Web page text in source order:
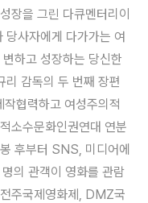
장을 그린 다큐멘터리이
당사자에게 다가가는 여
하고 성장하는 당신한
리 감독의 두 번째 장편
협력하고 여성주의적
소수문화인권연대 연분
후부터 SNS, 미디어에
의 관객이 영화를 관람
주국제영화제, DMZ국